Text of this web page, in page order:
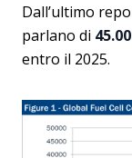
Dall’ultimo
parlano di
entro il 2025.